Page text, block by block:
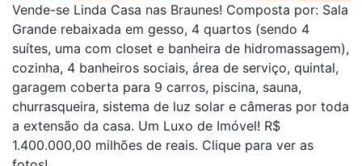
Vende-se Linda Casa nas Braunes! Composta por: Sala
Grande rebaixada em gesso, 4 quartos (sendo 4
suítes, uma com closet e banheira de hidromassagem),
cozinha, 4 banheiros sociais, área de serviço, quintal,
garagem coberta para 9 carros, piscina, sauna,
churrasqueira, sistema de luz solar e câmeras por toda
a extensão da casa. Um Luxo de Imóvel! R$
1.400.000,00 milhões de reais. Clique para ver as